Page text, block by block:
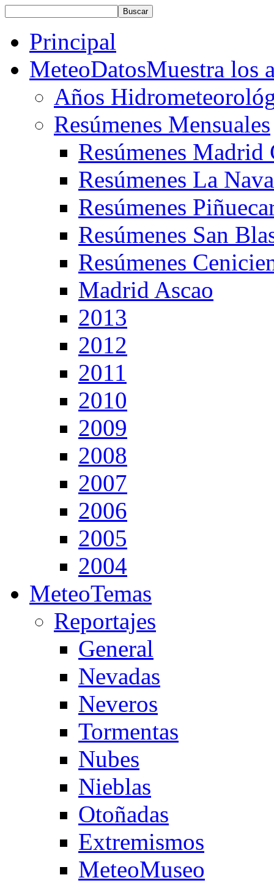
Principal
MeteoDatosMuestra los
Años
Resúmenes Mensuales
Resúmenes Madrid
Resúmenes La
Resúmenes
Resúmenes San
Resúmenes
Madrid Ascao
2013
2012
2011
2010
2009
2008
2007
2006
2005
2004
MeteoTemas
Reportajes
General
Nevadas
Neveros
Tormentas
Nubes
Nieblas
Otoñadas
Extremismos
MeteoMuseo